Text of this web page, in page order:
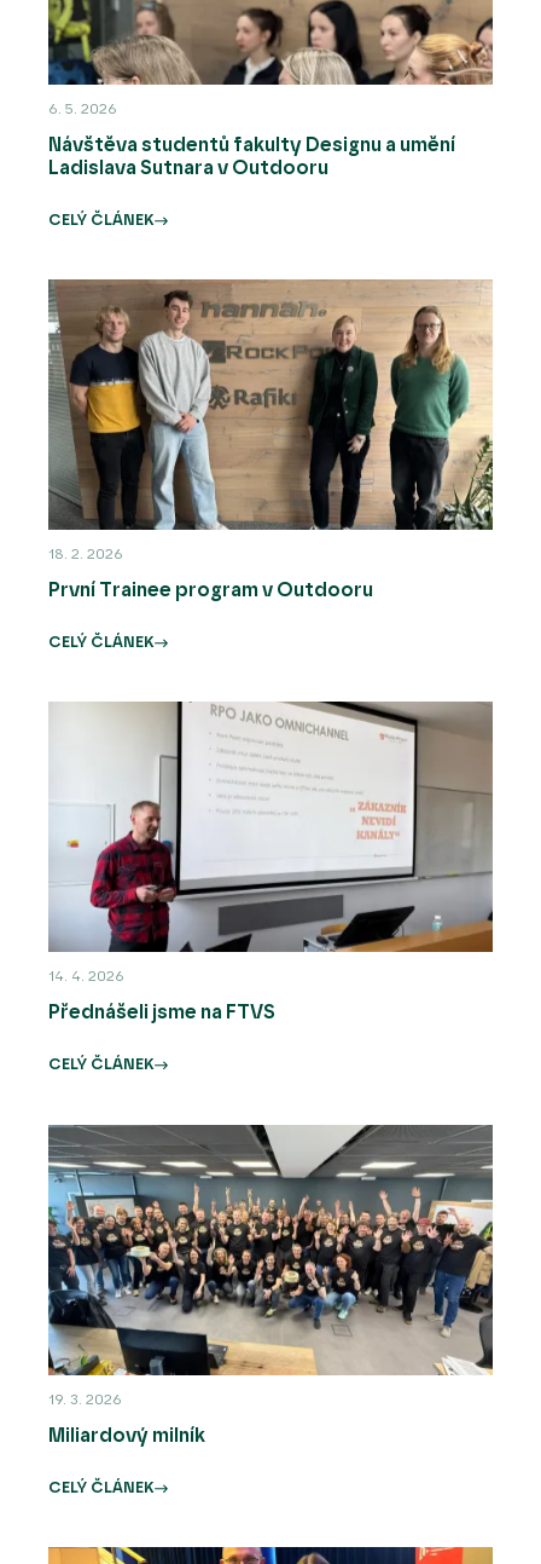
6. 5. 2026
Návštěva studentů fakulty Designu a umění
Ladislava Sutnara v Outdooru
CELÝ ČLÁNEK
18. 2. 2026
První Trainee program v Outdooru
CELÝ ČLÁNEK
14. 4. 2026
Přednášeli jsme na FTVS
CELÝ ČLÁNEK
19. 3. 2026
Miliardový milník
CELÝ ČLÁNEK